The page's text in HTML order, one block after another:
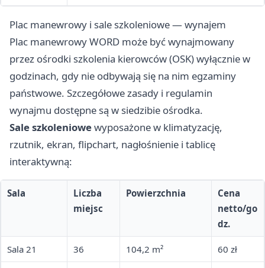
Plac manewrowy i sale szkoleniowe — wynajem
Plac manewrowy WORD może być wynajmowany
przez ośrodki szkolenia kierowców (OSK) wyłącznie w
godzinach, gdy nie odbywają się na nim egzaminy
państwowe. Szczegółowe zasady i regulamin
wynajmu dostępne są w siedzibie ośrodka.
Sale szkoleniowewyposażone w klimatyzację,
rzutnik, ekran, flipchart, nagłośnienie i tablicę
interaktywną:
Sala
Liczba
miejsc
Powierzchnia
Cena
netto/go
dz.
Sala 21 36 104,2 m² 60 zł